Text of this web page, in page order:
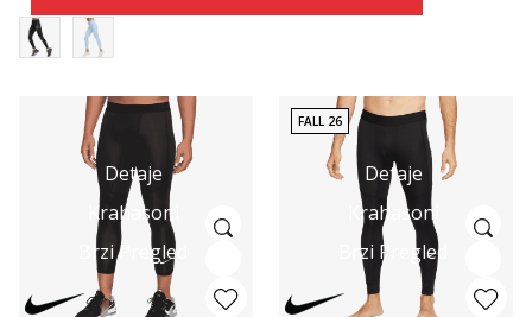
Detaje
Krahasoni
Brzi Pregled
Detaje
Krahasoni
Brzi Pregled
FALL 26